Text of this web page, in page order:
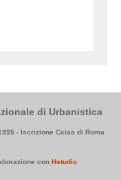
di Urbanistica
- Iscrizione Cciaa di Roma
con Hstudio